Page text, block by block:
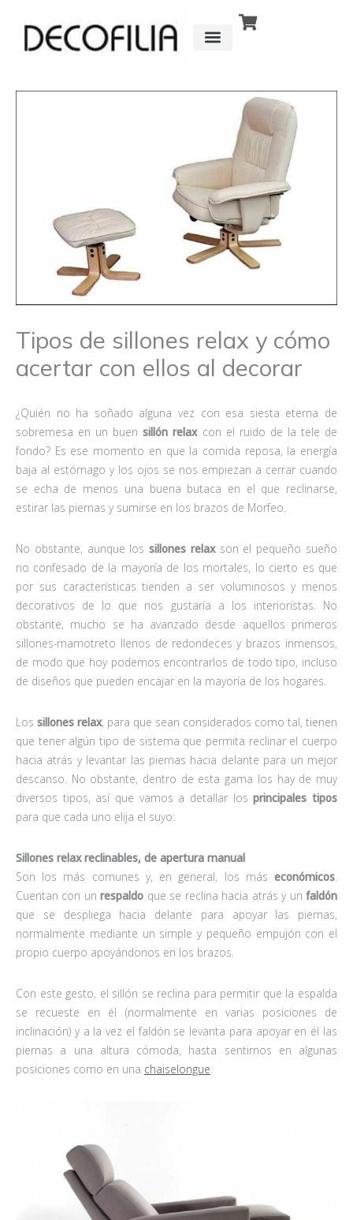
contenido
Tipos de sillones relax y cómo
acertar con ellos al decorar
¿Quién no ha soñado alguna vez con esa siesta eterna de
sobremesa en un buen sillón relaxcon el ruido de la tele de
fondo? Es ese momento en que la comida reposa, la energía
baja al estómago y los ojos se nos empiezan a cerrar cuando
se echa de menos una buena butaca en el que reclinarse,
estirar las piernas y sumirse en los brazos de Morfeo.
No obstante, aunque lossillones relaxson el pequeño sueño
no confesado de la mayoría de los mortales, lo cierto es que
por sus características tienden a ser voluminosos y menos
decorativos de lo que nos gustaría a los interioristas. No
obstante, mucho se ha avanzado desde aquellos primeros
sillones-mamotreto llenos de redondeces y brazos inmensos,
de modo que hoy podemos encontrarlos de todo tipo, incluso
de diseños que pueden encajar en la mayoría de los hogares.
Los sillones relax, para que sean considerados como tal, tienen
que tener algún tipo de sistema que permita reclinar el cuerpo
hacia atrás y levantar las piernas hacia delante para un mejor
descanso. No obstante, dentro de esta gama los hay de muy
diversos tipos, así que vamos a detallar losprincipales tipos
para que cada uno elija el suyo:
Sillones relax reclinables, de apertura manual
Son los más comunes y, en general, los más económicos.
Cuentan con un respaldo que se reclina hacia atrás y un faldón
que se despliega hacia delante para apoyar las piernas,
normalmente mediante un simple y pequeño empujón con el
propio cuerpo apoyándonos en los brazos.
Con este gesto, el sillón se reclina para permitir que la espalda
se recueste en él (normalmente en varias posiciones de
inclinación) y a la vez el faldón se levanta para apoyar en él las
piernas a una altura cómoda, hasta sentirnos en algunas
posiciones como en una chaiselongue.